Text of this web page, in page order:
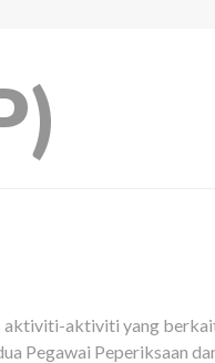
aktiviti-aktiviti yang
Pegawai Peperiksaan